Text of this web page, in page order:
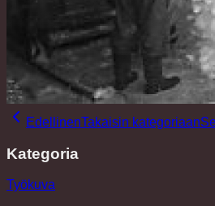
EdellinenTakaisin kategoriaan
Kategoria
Työkuva